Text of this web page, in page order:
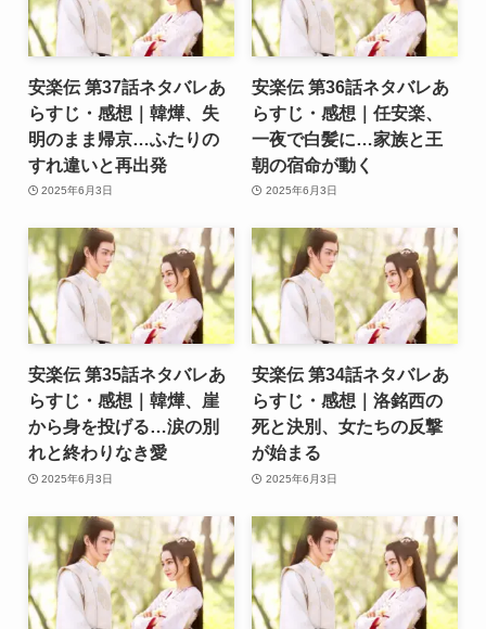
安楽伝 第37話ネタバレあ
らすじ・感想｜韓燁、失
明のまま帰京…ふたりの
すれ違いと再出発
2025年6月3日
安楽伝 第36話ネタバレあ
らすじ・感想｜任安楽、
一夜で白髪に…家族と王
朝の宿命が動く
2025年6月3日
安楽伝 第35話ネタバレあ
らすじ・感想｜韓燁、崖
から身を投げる…涙の別
れと終わりなき愛
2025年6月3日
安楽伝 第34話ネタバレあ
らすじ・感想｜洛銘西の
死と決別、女たちの反撃
が始まる
2025年6月3日